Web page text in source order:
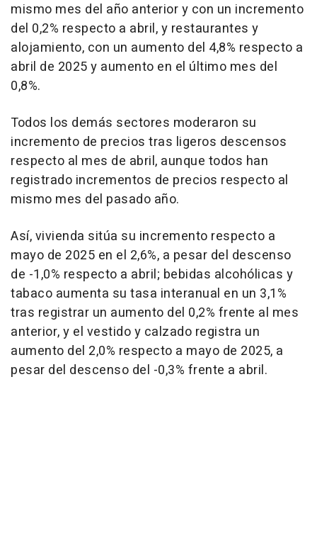
mismo mes del año anterior y con un incremento
del 0,2% respecto a abril, y restaurantes y
alojamiento, con un aumento del 4,8% respecto a
abril de 2025 y aumento en el último mes del
0,8%.
Todos los demás sectores moderaron su
incremento de precios tras ligeros descensos
respecto al mes de abril, aunque todos han
registrado incrementos de precios respecto al
mismo mes del pasado año.
Así, vivienda sitúa su incremento respecto a
mayo de 2025 en el 2,6%, a pesar del descenso
de -1,0% respecto a abril; bebidas alcohólicas y
tabaco aumenta su tasa interanual en un 3,1%
tras registrar un aumento del 0,2% frente al mes
anterior, y el vestido y calzado registra un
aumento del 2,0% respecto a mayo de 2025, a
pesar del descenso del -0,3% frente a abril.